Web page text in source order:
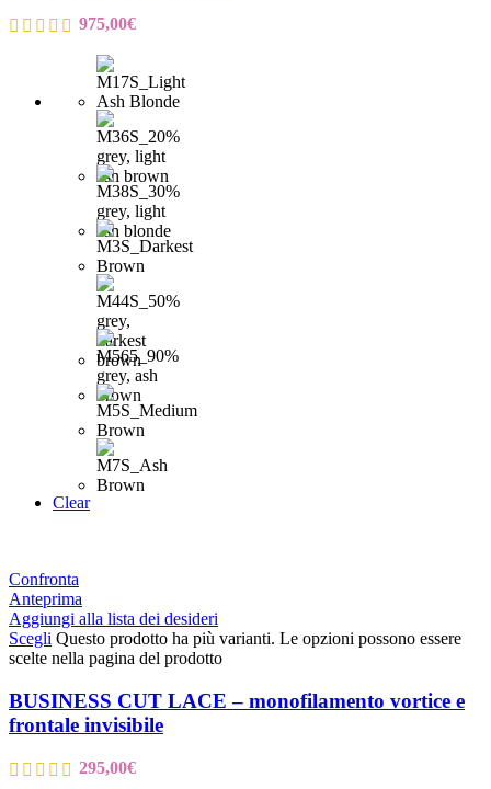
975,00€
Clear
Confronta
Anteprima
Aggiungi alla lista dei desideri
Scegli Questo prodotto ha più varianti. Le opzioni possono essere
scelte nella pagina del prodotto
BUSINESS CUT LACE – monofilamento vortice e
frontale invisibile
295,00€